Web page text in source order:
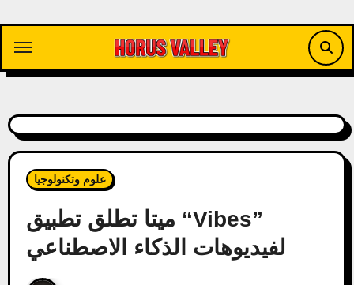
content
علوم وتكنولوجيا
ميتا تطلق تطبيق “Vibes”
لفيديوهات الذكاء الاصطناعي